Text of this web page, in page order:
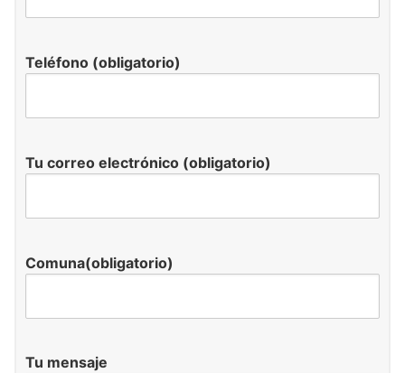
Teléfono (obligatorio)
Tu correo electrónico (obligatorio)
Comuna(obligatorio)
Tu mensaje